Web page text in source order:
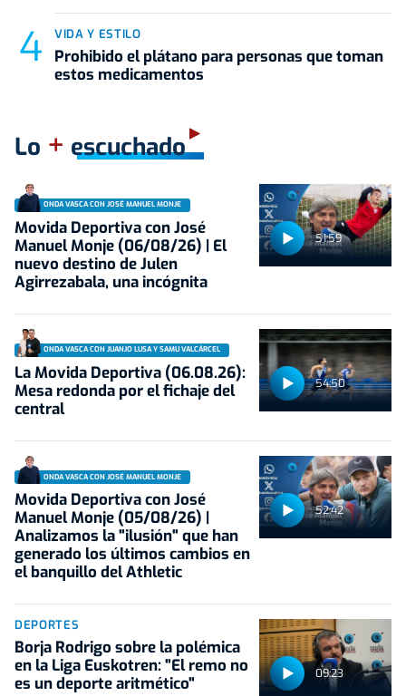
VIDA Y ESTILO
Prohibido el plátano para personas que toman
estos medicamentos
Lo + escuchado
51:59
ONDA VASCA CON JOSÉ MANUEL MONJE
Movida Deportiva con José
Manuel Monje (06/08/26) | El
nuevo destino de Julen
Agirrezabala, una incógnita
54:50
ONDA VASCA CON JUANJO LUSA Y SAMU VALCÁRCEL
La Movida Deportiva (06.08.26):
Mesa redonda por el fichaje del
central
52:42
ONDA VASCA CON JOSÉ MANUEL MONJE
Movida Deportiva con José
Manuel Monje (05/08/26) |
Analizamos la "ilusión" que han
generado los últimos cambios en
el banquillo del Athletic
09:23
DEPORTES
Borja Rodrigo sobre la polémica
en la Liga Euskotren: "El remo no
es un deporte aritmético"